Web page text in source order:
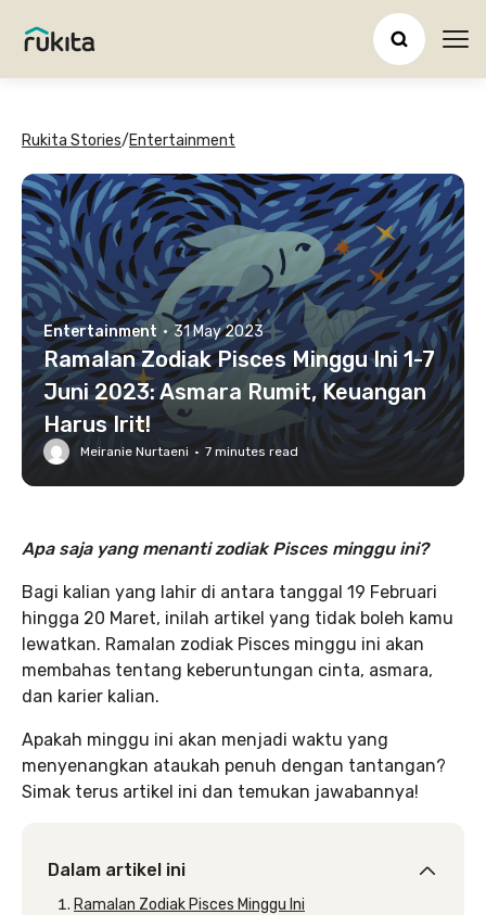
Rukita Stories/Entertainment
Entertainment · 31 May 2023
Ramalan Zodiak Pisces Minggu Ini 1-7
Juni 2023: Asmara Rumit, Keuangan
Harus Irit!
Meiranie Nurtaeni · 7 minutes read
Apa saja yang menanti zodiak Pisces minggu ini?
Bagi kalian yang lahir di antara tanggal 19 Februari
hingga 20 Maret, inilah artikel yang tidak boleh kamu
lewatkan. Ramalan zodiak Pisces minggu ini akan
membahas tentang keberuntungan cinta, asmara,
dan karier kalian.
Apakah minggu ini akan menjadi waktu yang
menyenangkan ataukah penuh dengan tantangan?
Simak terus artikel ini dan temukan jawabannya!
Dalam artikel ini
Ramalan Zodiak Pisces Minggu Ini